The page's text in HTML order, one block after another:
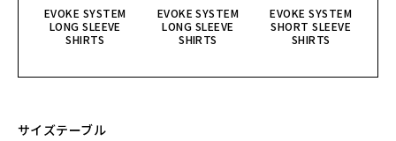
EVOKE SYSTEM
LONG SLEEVE
SHIRTS
EVOKE SYSTEM
LONG SLEEVE
SHIRTS
EVOKE SYSTEM
SHORT SLEEVE
SHIRTS
サイズテーブル